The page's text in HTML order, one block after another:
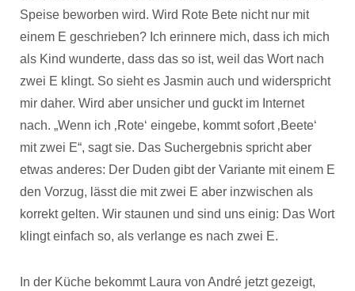
Speise beworben wird. Wird Rote Bete nicht nur mit
einem E geschrieben? Ich erinnere mich, dass ich mich
als Kind wunderte, dass das so ist, weil das Wort nach
zwei E klingt. So sieht es Jasmin auch und widerspricht
mir daher. Wird aber unsicher und guckt im Internet
nach. „Wenn ich ‚Rote‘ eingebe, kommt sofort ‚Beete‘
mit zwei E“, sagt sie. Das Suchergebnis spricht aber
etwas anderes: Der Duden gibt der Variante mit einem E
den Vorzug, lässt die mit zwei E aber inzwischen als
korrekt gelten. Wir staunen und sind uns einig: Das Wort
klingt einfach so, als verlange es nach zwei E.
In der Küche bekommt Laura von André jetzt gezeigt,